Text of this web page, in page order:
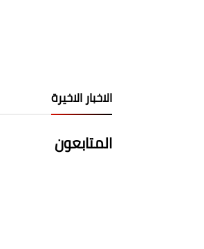
الاخبار الاخيرة
المتابعون